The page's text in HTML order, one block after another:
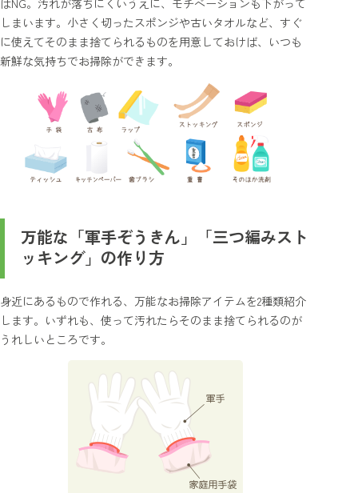
はNG。汚れが落ちにくいうえに、モチベーションも下がって
しまいます。小さく切ったスポンジや古いタオルなど、すぐ
に使えてそのまま捨てられるものを用意しておけば、いつも
新鮮な気持ちでお掃除ができます。
万能な「軍手ぞうきん」「三つ編みスト
ッキング」の作り方
身近にあるもので作れる、万能なお掃除アイテムを2種類紹介
します。いずれも、使って汚れたらそのまま捨てられるのが
うれしいところです。